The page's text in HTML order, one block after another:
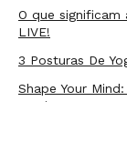
O que significam
LIVE!
3 Posturas De
Shape Your
sentir?